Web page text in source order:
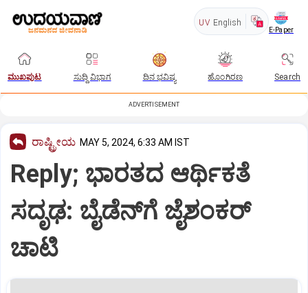
UV English
E-Paper
ಮುಖಪುಟ ಸುದ್ದಿ ವಿಭಾಗ ದಿನ ಭವಿಷ್ಯ ಹೊಂಗಿರಣ Search
ADVERTISEMENT
ರಾಷ್ಟ್ರೀಯ MAY 5, 2024, 6:33 AM IST
Reply; ಭಾರತದ ಆರ್ಥಿಕತೆ
ಸದೃಢ: ಬೈಡೆನ್‌ಗೆ ಜೈಶಂಕರ್‌
ಚಾಟಿ